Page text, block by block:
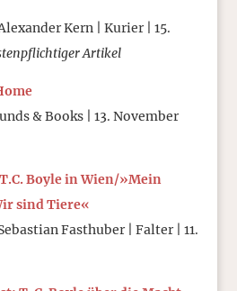
Kern | Kurier | 15.
Artikel
& Books | 13. November
Boyle in Wien/»Mein
sind Tiere«
Fasthuber | Falter | 11.